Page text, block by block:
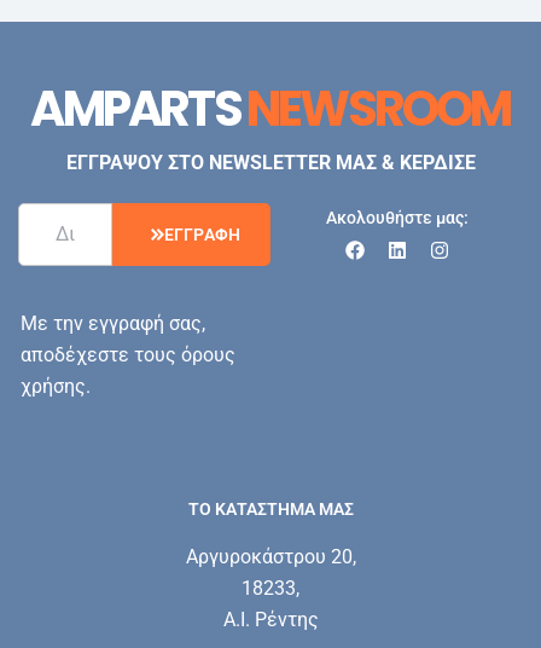
AMPARTSNEWSROOM
ΕΓΓΡΑΨΟΥ ΣΤΟ NEWSLETTER ΜΑΣ & ΚΕΡΔΙΣΕ
ΕΓΓΡΑΦΗ
Με την εγγραφή σας,
αποδέχεστε τους όρους
χρήσης.
Ακολουθήστε μας:
ΤΟ ΚΑΤΑΣΤΗΜΑ ΜΑΣ
Αργυροκάστρου 20,
18233,
Α.Ι. Ρέντης